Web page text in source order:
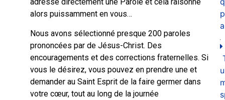
adresse directement une Parole et cela raisonne
alors puissamment en vous…
Nous avons sélectionné presque 200 paroles
prononcées par de Jésus-Christ. Des
encouragements et des corrections fraternelles. Si
vous le désirez, vous pouvez en prendre une et
demander au Saint Esprit de la faire germer dans
votre cœur, tout au long de la journée